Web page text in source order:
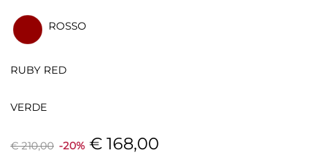
ROSSO
RUBY RED
VERDE
€ 210,00 -20% € 168,00